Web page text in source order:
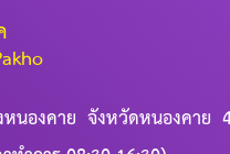
นองคาย จังหวัดหนองคาย